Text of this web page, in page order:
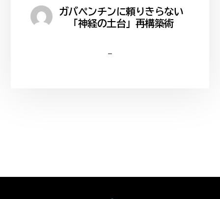
ガバペンチンに頼りきらない
「神経の土台」再構築術